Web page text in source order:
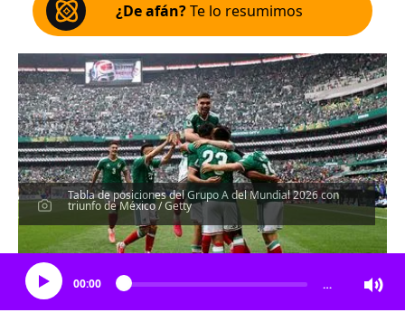
¿De afán?Te lo resumimos
Tabla de posiciones del Grupo A del Mundial 2026 con
triunfo de México / Getty
Escucha el artículo
00:00 …